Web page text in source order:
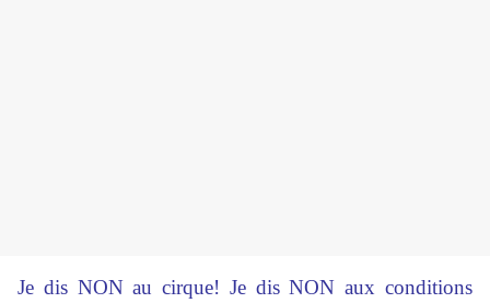
Je dis NON au cirque! Je dis NON aux conditions